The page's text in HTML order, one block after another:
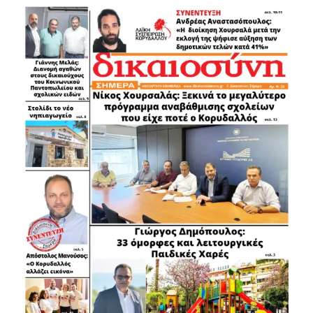
Και πρόσθεσε: «Δεν βρισκόμαστε, όμως, σήμερα εδώ για
να πούμε ότι όλα έγιναν ή ότι δεν υπάρχουν προβλήματα.
Είμαστε εδώ για να παρουσιάσουμε με καθαρότητα τι
παραλάβαμε, τι προχωρήσαμε, τι αλλάζουμε και τι
δεσμευόμαστε να ολοκληρώσουμε, δίνοντας λόγο ακόμη
και για το τελευταίο ευρώ, αξιοποιώντας
αποτελεσματικά κάθε διαθέσιμο πόρο που
εξασφαλίζουμε», φέρνοντας ως παράδειγμα το ίδιο το
Ωδείο Αθηνών στο οποίο έγινε η εκδήλωση, το οποίο
ανακαινίστηκε και αναμορφώθηκε με χρηματοδότηση από